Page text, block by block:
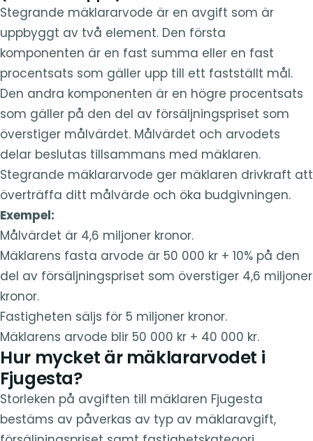
Stegrande mäklararvode är en avgift som är
uppbyggt av två element. Den första
komponenten är en fast summa eller en fast
procentsats som gäller upp till ett fastställt mål.
Den andra komponenten är en högre procentsats
som gäller på den del av försäljningspriset som
överstiger målvärdet. Målvärdet och arvodets
delar beslutas tillsammans med mäklaren.
Stegrande mäklararvode ger mäklaren drivkraft att
överträffa ditt målvärde och öka budgivningen.
Exempel:
Målvärdet är 4,6 miljoner kronor.
Mäklarens fasta arvode är 50 000 kr + 10% på den
del av försäljningspriset som överstiger 4,6 miljoner
kronor.
Fastigheten säljs för 5 miljoner kronor.
Mäklarens arvode blir 50 000 kr + 40 000 kr.
Hur mycket är mäklararvodet i
Fjugesta?
Storleken på avgiften till mäklaren Fjugesta
bestäms av påverkas av typ av mäklaravgift,